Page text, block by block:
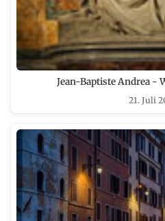
Jean-Baptiste Andrea -
21. Juli